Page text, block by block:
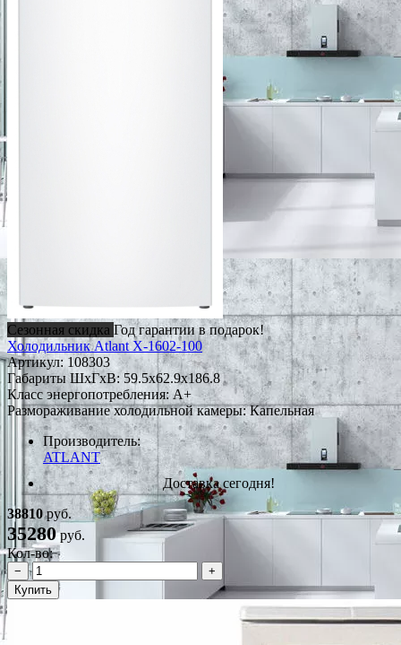
Сезонная скидка Год гарантии в подарок!
Холодильник Atlant Х-1602-100
Артикул: 108303
Габариты ШxГxВ: 59.5x62.9x186.8
Класс энергопотребления: A+
Размораживание холодильной камеры: Капельная
Производитель:
ATLANT
Доставка сегодня!
38810руб.
35280руб.
Кол-во:
−
+
Купить